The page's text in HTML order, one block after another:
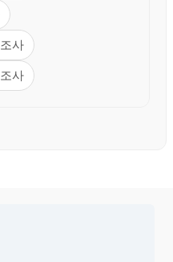
③ 9~12회
호 이동성 제도를 시작하면
텔레콤
사
사